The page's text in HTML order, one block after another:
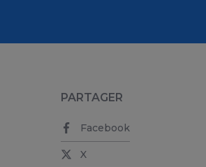
PARTAGER
Facebook
X